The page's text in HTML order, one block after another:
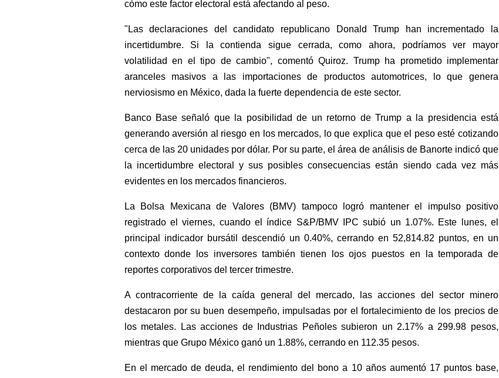
cómo este factor electoral está afectando al peso.
"Las declaraciones del candidato republicano Donald Trump han incrementado la
incertidumbre. Si la contienda sigue cerrada, como ahora, podríamos ver mayor
volatilidad en el tipo de cambio", comentó Quiroz. Trump ha prometido implementar
aranceles masivos a las importaciones de productos automotrices, lo que genera
nerviosismo en México, dada la fuerte dependencia de este sector.
Banco Base señaló que la posibilidad de un retorno de Trump a la presidencia está
generando aversión al riesgo en los mercados, lo que explica que el peso esté cotizando
cerca de las 20 unidades por dólar. Por su parte, el área de análisis de Banorte indicó que
la incertidumbre electoral y sus posibles consecuencias están siendo cada vez más
evidentes en los mercados financieros.
La Bolsa Mexicana de Valores (BMV) tampoco logró mantener el impulso positivo
registrado el viernes, cuando el índice S&P/BMV IPC subió un 1.07%. Este lunes, el
principal indicador bursátil descendió un 0.40%, cerrando en 52,814.82 puntos, en un
contexto donde los inversores también tienen los ojos puestos en la temporada de
reportes corporativos del tercer trimestre.
A contracorriente de la caída general del mercado, las acciones del sector minero
destacaron por su buen desempeño, impulsadas por el fortalecimiento de los precios de
los metales. Las acciones de Industrias Peñoles subieron un 2.17% a 299.98 pesos,
mientras que Grupo México ganó un 1.88%, cerrando en 112.35 pesos.
En el mercado de deuda, el rendimiento del bono a 10 años aumentó 17 puntos base,